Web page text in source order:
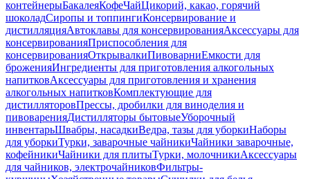
контейнерыБакалеяКофеЧайЦикорий, какао, горячий
шоколадСиропы и топпингиКонсервирование и
дистилляцияАвтоклавы для консервированияАксессуары для
консервированияПриспособления для
консервированияОткрывалкиПивоварниЕмкости для
броженияИнгредиенты для приготовления алкогольных
напитковАксессуары для приготовления и хранения
алкогольных напитковКомплектующие для
дистилляторовПрессы, дробилки для виноделия и
пивоваренияДистилляторы бытовыеУборочный
инвентарьШвабры, насадкиВедра, тазы для уборкиНаборы
для уборкиТурки, заварочные чайникиЧайники заварочные,
кофейникиЧайники для плитыТурки, молочникиАксессуары
для чайников, электрочайниковФильтры-